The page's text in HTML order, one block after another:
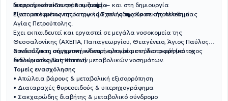
διατροφικών και τρόπου ζωής — και στη δημιουργία
εξατομικευμένων στρατηγικών που οδηγούν σε αποτέλεσμα.
Iατρική εκπαίδευση & εμπειρία
Είναι απόφοιτος της Ιατρικής Σχολής της Κρατικής Ακαδημίας
Αγίας Πετρούπολης.
Έχει εκπαιδευτεί και εργαστεί σε μεγάλα νοσοκομεία της
Θεσσαλονίκης (ΑΧΕΠΑ, Παπαγεωργίου, Θεαγένειο, Άγιος Παύλος),
αποκτώντας σημαντική κλινική εμπειρία σε όλο το φάσμα της
ενδοκρινολογίας και των μεταβολικών νοσημάτων.
Συνδυάζει τη σύγχρονη ενδοκρινολογία με τη διατροφή (κάτοχος
διπλώματος Nutritionist).
Τομείς ενασχόλησης
• Απώλεια βάρους & μεταβολική εξισορρόπηση
• Διαταραχές θυρεοειδούς & υπερηχογράφημα
• Σακχαρώδης διαβήτης & μεταβολικό σύνδρομο